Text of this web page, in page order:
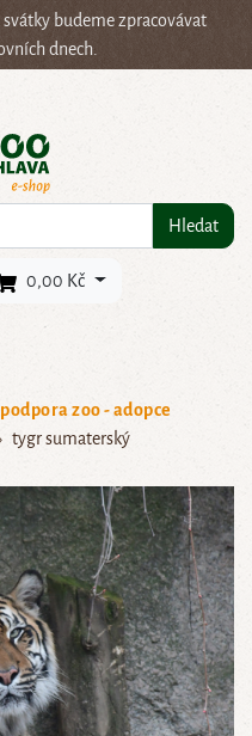
budeme zpracovávat
dnech.
Hledat
0,00 Kč
zoo - adopce
tygr sumaterský